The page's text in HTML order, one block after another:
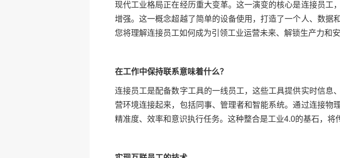
现代工业格局正在经历重大变革。这一演变的核心是连接员工
增强。这一概念超越了简单的设备使用，打造了一个人、数据
您将理解连接员工如何成为引领工业运营未来、解锁生产力和安
在工作中保持联系意味着什么？
连接员工是配备数字工具的一线员工，这些工具提供实时信息
营环境连接起来，包括同事、管理者和智能系统。通过连接物
精准度、效率和意识执行任务。这种整合是工业4.0的基石，将